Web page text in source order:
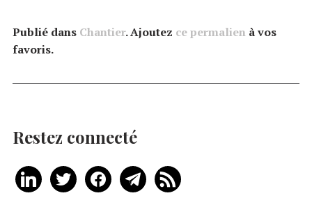
Publié dans Chantier. Ajoutez ce permalien à vos
favoris.
Restez connecté